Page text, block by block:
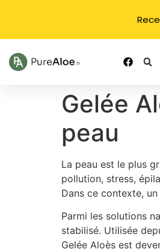
Gelée
peau
La peau est le plus
pollution, stress,
Dans ce contexte,
Parmi les solutions
stabilisé. Utilisée
Gelée Aloès est